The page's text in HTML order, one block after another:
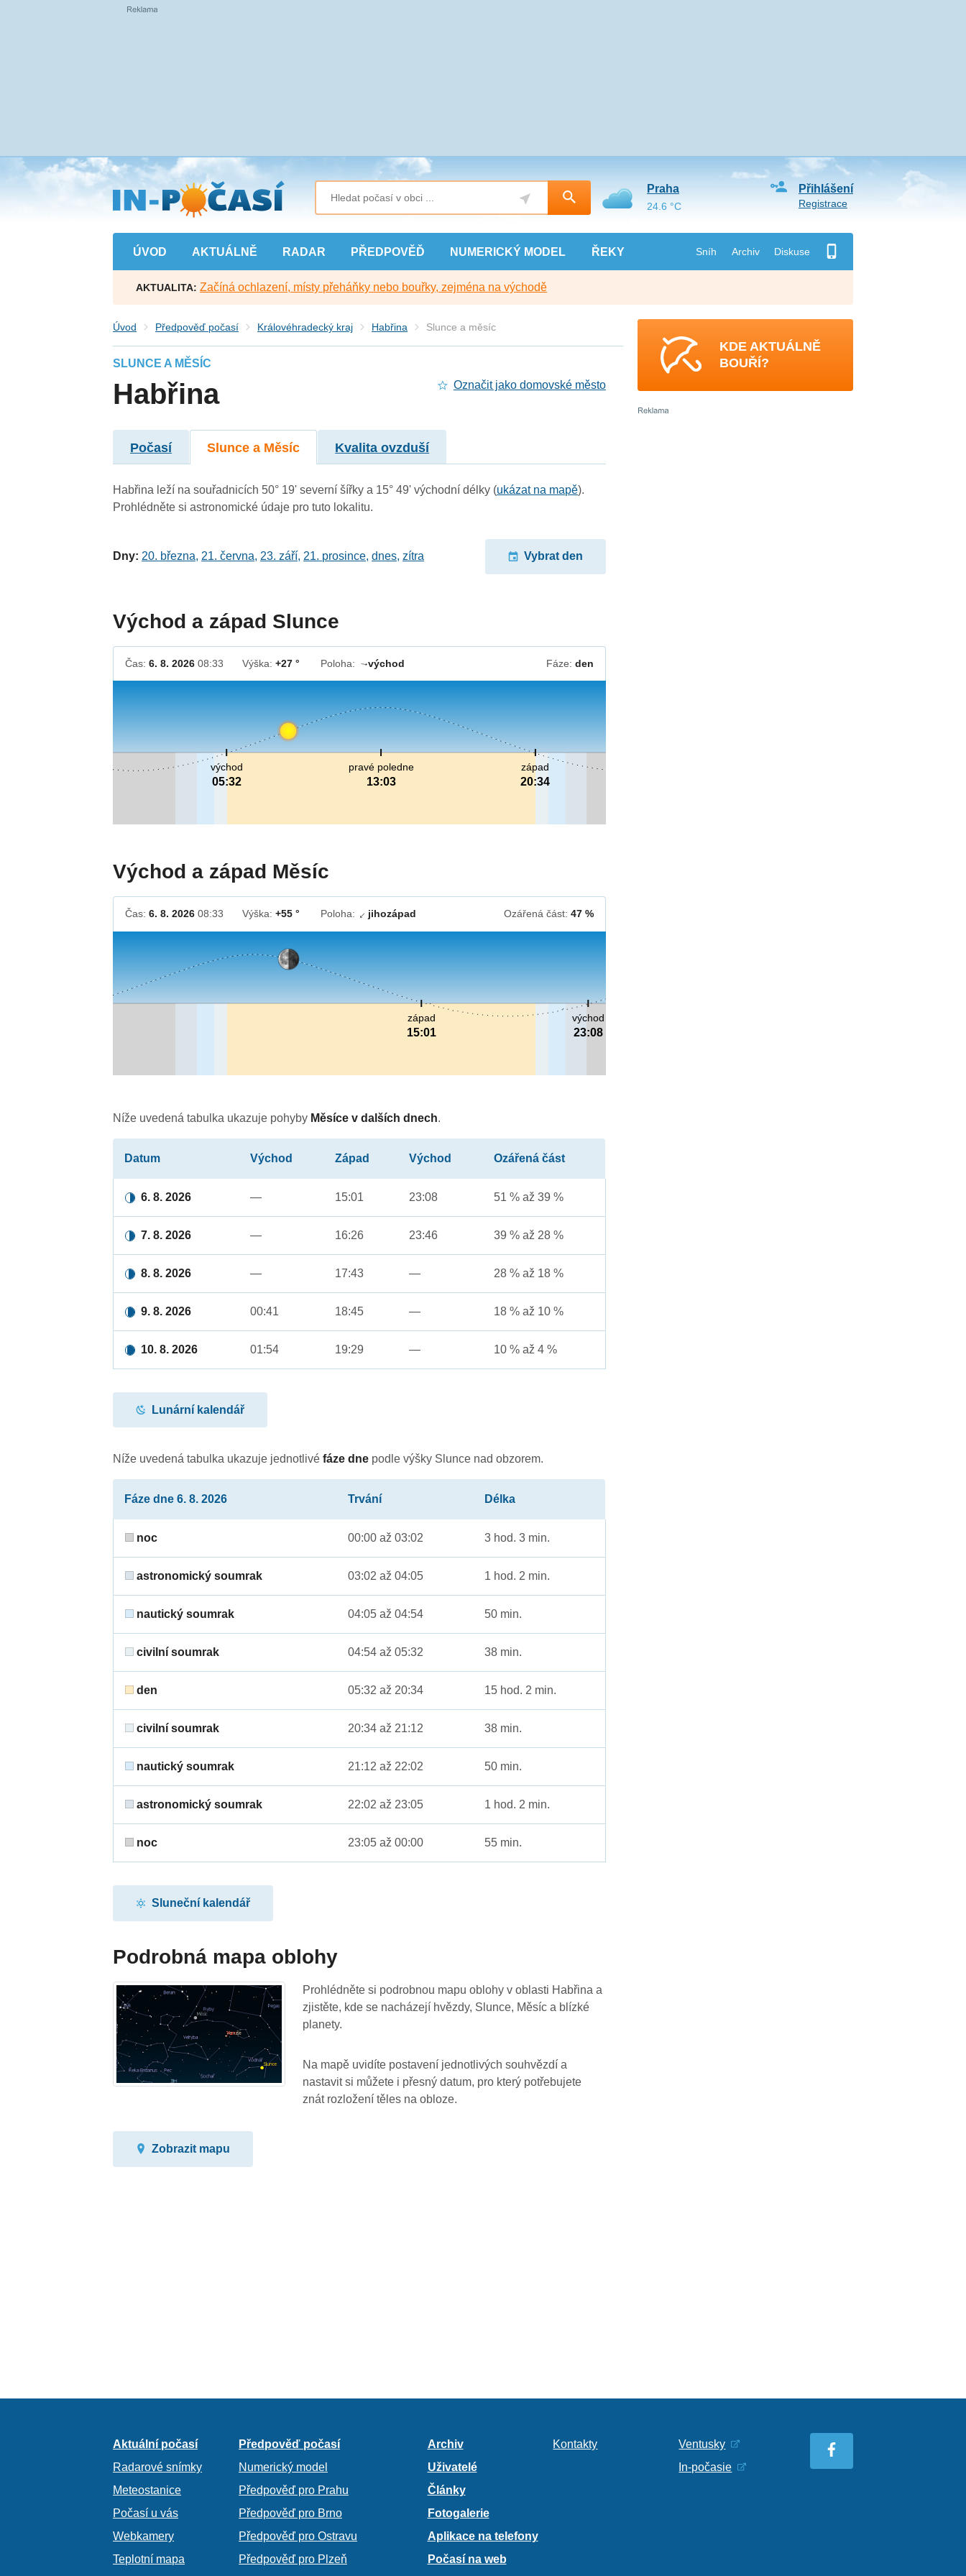
Přejít
na
hlavní
obsah
ÚVOD AKTUÁLNĚ RADAR PŘEDPOVĚĎ NUMERICKÝ MODEL ŘEKY Sníh Archiv Diskuse
Přihlášení
Registrace
Praha
24.6 °C
AKTUALITA: Začíná ochlazení, místy přeháňky nebo bouřky, zejména na východě
Úvod Předpověď počasí Královéhradecký kraj Habřina Slunce a měsíc
SLUNCE A MĚSÍC
Habřina Označit jako domovské město
Počasí Slunce a Měsíc Kvalita ovzduší
Habřina leží na souřadnicích 50° 19' severní šířky a 15° 49' východní délky (ukázat na mapě).
Prohlédněte si astronomické údaje pro tuto lokalitu.
Dny: 20. března, 21. června, 23. září, 21. prosince,dnes,zítra Vybrat den
Východ a západ Slunce
Čas:6. 8. 2026 08:33 Výška:+27 ° Poloha: ↓východ Fáze: den
pravé poledne
13:03
východ
05:32
západ
20:34
Východ a západ Měsíc
Čas:6. 8. 2026 08:33 Výška:+55 ° Poloha: ↓ jihozápad Ozářená část: 47 %
východ
23:08
západ
15:01
Níže uvedená tabulka ukazuje pohyby Měsíce v dalších dnech.
Datum Východ Západ Východ Ozářená část
6. 8. 2026 — 15:01 23:08 51 % až 39 %
7. 8. 2026 — 16:26 23:46 39 % až 28 %
8. 8. 2026 — 17:43 — 28 % až 18 %
9. 8. 2026 00:41 18:45 — 18 % až 10 %
10. 8. 2026 01:54 19:29 — 10 % až 4 %
Lunární kalendář
Níže uvedená tabulka ukazuje jednotlivéfáze dne podle výšky Slunce nad obzorem.
Fáze dne 6. 8. 2026 Trvání Délka
noc 00:00 až 03:02 3 hod. 3 min.
astronomický soumrak 03:02 až 04:05 1 hod. 2 min.
nautický soumrak 04:05 až 04:54 50 min.
civilní soumrak 04:54 až 05:32 38 min.
den 05:32 až 20:34 15 hod. 2 min.
civilní soumrak 20:34 až 21:12 38 min.
nautický soumrak 21:12 až 22:02 50 min.
astronomický soumrak 22:02 až 23:05 1 hod. 2 min.
noc 23:05 až 00:00 55 min.
Sluneční kalendář
Podrobná mapa oblohy
Prohlédněte si podrobnou mapu oblohy v oblasti Habřina a
zjistěte, kde se nacházejí hvězdy, Slunce, Měsíc a blízké
planety.
Na mapě uvidíte postavení jednotlivých souhvězdí a
nastavit si můžete i přesný datum, pro který potřebujete
znát rozložení těles na obloze.
Zobrazit mapu
KDE AKTUÁLNĚ
BOUŘÍ?
Aktuální počasí
Radarové snímky
Meteostanice
Počasí u vás
Webkamery
Teplotní mapa
Předpověď počasí
Numerický model
Předpověď pro Prahu
Předpověď pro Brno
Předpověď pro Ostravu
Předpověď pro Plzeň
Archiv
Uživatelé
Články
Fotogalerie
Aplikace na telefony
Počasí na web
Kontakty
Ventusky
In-počasie